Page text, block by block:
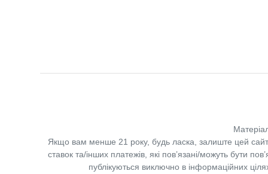
Якщо вам менше 21 року, будь ласка, залиште цей сайт.
ставок та/інших платежів, які пов’язані/можуть бути
публікуються виключно в інформаційних